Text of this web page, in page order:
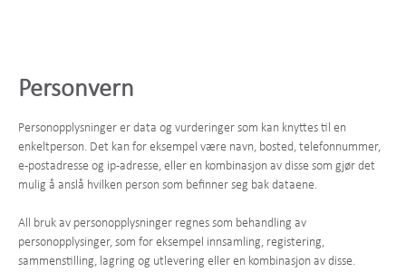
Personvern
Personopplysninger er data og vurderinger som kan knyttes til en
enkeltperson. Det kan for eksempel være navn, bosted, telefonnummer,
e-postadresse og ip-adresse, eller en kombinasjon av disse som gjør det
mulig å anslå hvilken person som befinner seg bak dataene.
All bruk av personopplysninger regnes som behandling av
personopplysinger, som for eksempel innsamling, registering,
sammenstilling, lagring og utlevering eller en kombinasjon av disse.